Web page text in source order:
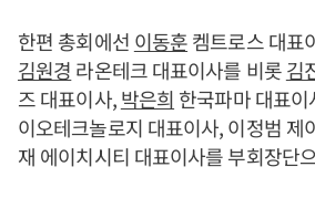
한편 총회에선 이동훈켐트로스 대표
김원경 라온테크 대표이사를 비롯김
즈 대표이사,박은희 한국파마 대표
이오테크놀로지 대표이사, 이정범 제
재 에이치시티 대표이사를 부회장단